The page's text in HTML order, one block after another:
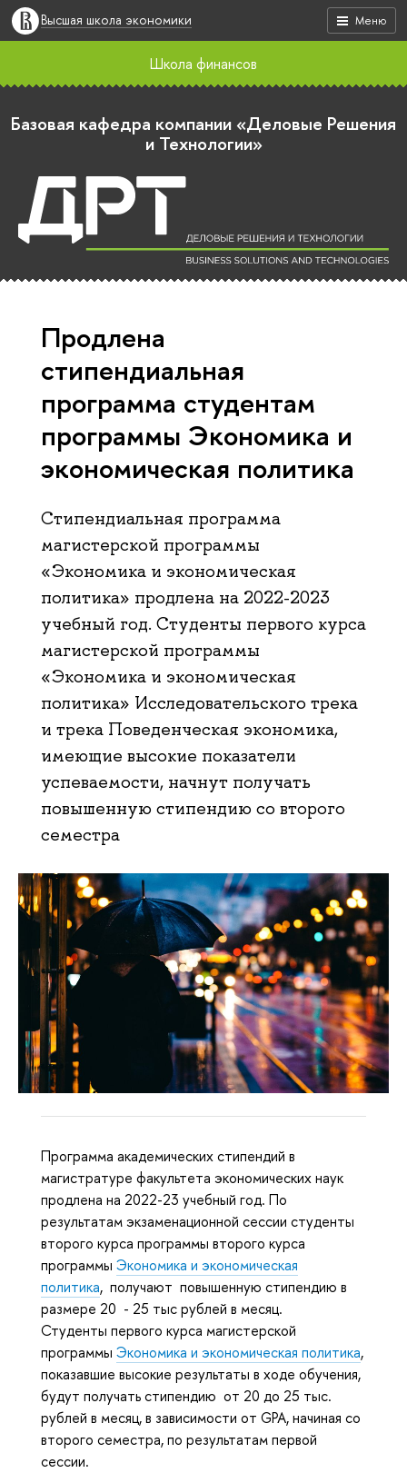
Меню
Высшая школа экономики
Школа финансов
Базовая кафедра компании «Деловые Решения
и Технологии»
Продлена
cтипендиальная
программа студентам
программы Экономика и
экономическая политика
Стипендиальная программа
магистерской программы
«Экономика и экономическая
политика» продлена на 2022-2023
учебный год. Студенты первого курса
магистерской программы
«Экономика и экономическая
политика» Исследовательского трека
и трека Поведенческая экономика,
имеющие высокие показатели
успеваемости, начнут получать
повышенную стипендию со второго
семестра
Программа академических стипендий в
магистратуре факультета экономических наук
продлена на 2022-23 учебный год. По
результатам экзаменационной сессии студенты
второго курса программы второго курса
программы Экономика и экономическая
политика, получают повышенную стипендию в
размере 20 - 25 тыс рублей в месяц.
Студенты первого курса магистерской
программы Экономика и экономическая политика,
показавшие высокие результаты в ходе обучения,
будут получать стипендию от 20 до 25 тыс.
рублей в месяц, в зависимости от GPA, начиная со
второго семестра, по результатам первой
сессии.